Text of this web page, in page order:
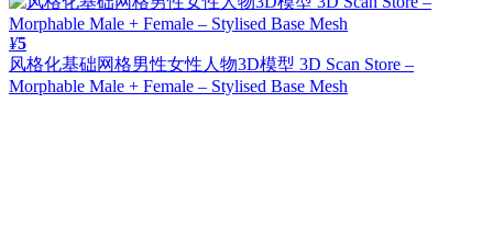
¥5
风格化基础网格男性女性人物3D模型 3D Scan Store –
Morphable Male + Female – Stylised Base Mesh